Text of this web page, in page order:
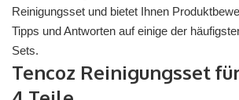
Reinigungsset und bietet Ihnen
Tipps und Antworten auf einige der
Sets.
Tencoz Reinigungsset